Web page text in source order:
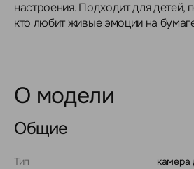
настроения. Подходит для детей,
кто любит живые эмоции на
О модели
Общие
Тип камера